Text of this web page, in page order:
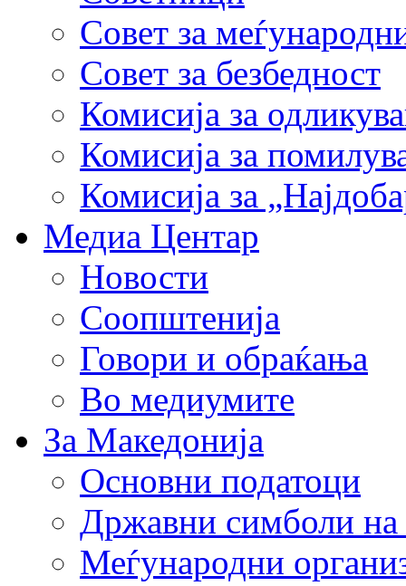
Совет за
Совет за безбедност
Комисија за
Комисија за
Комисија за
Медиа Центар
Новости
Соопштенија
Говори и обраќања
Во медиумите
За Македонија
Основни податоци
Државни симболи
Меѓународни